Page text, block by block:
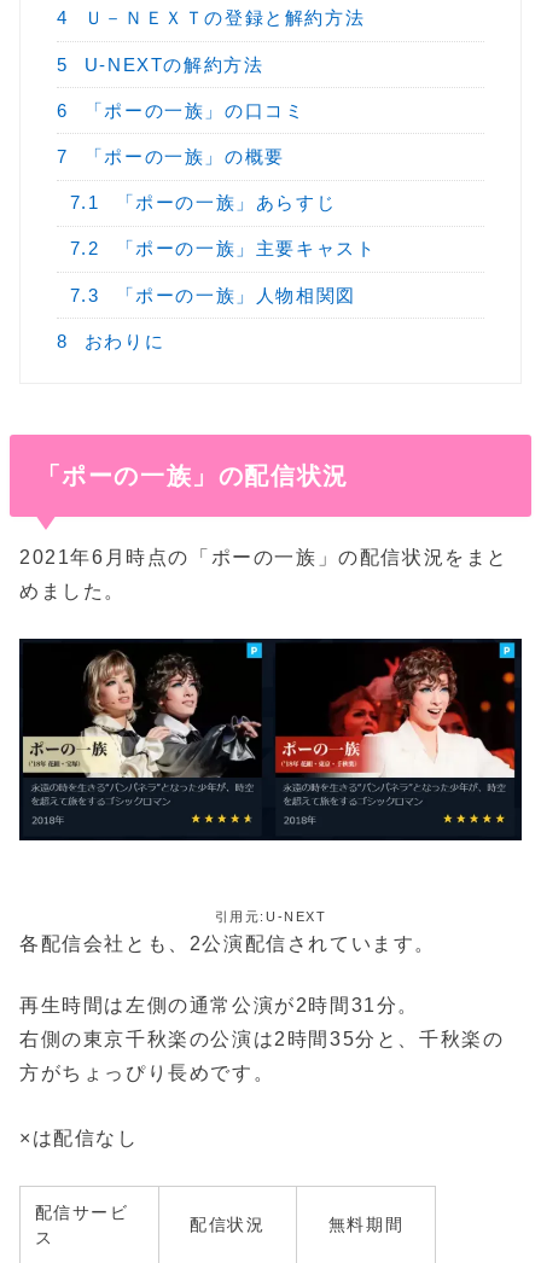
4 Ｕ－ＮＥＸＴの登録と解約方法
5 U-NEXTの解約方法
6 「ポーの一族」の口コミ
7 「ポーの一族」の概要
7.1 「ポーの一族」あらすじ
7.2 「ポーの一族」主要キャスト
7.3 「ポーの一族」人物相関図
8 おわりに
「ポーの一族」の配信状況
2021年6月時点の「ポーの一族」の配信状況をまと
めました。
引用元:U-NEXT
各配信会社とも、2公演配信されています。
再生時間は左側の通常公演が2時間31分。
右側の東京千秋楽の公演は2時間35分と、千秋楽の
方がちょっぴり長めです。
×は配信なし
配信サービ
ス
配信状況 無料期間